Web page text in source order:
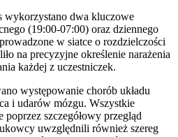
wykorzystano dwa kluczowe
(19:00-07:00) oraz dziennego
w siatce o rozdzielczości
na precyzyjne określenie narażenia
każdej z uczestniczek.
występowanie chorób układu
i udarów mózgu. Wszystkie
szczegółowy przegląd
uwzględnili również szereg